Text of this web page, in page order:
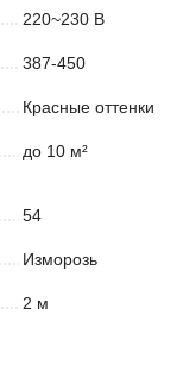
220~230 В
387-450
Красные оттенки
до 10 м²
54
Изморозь
2 м